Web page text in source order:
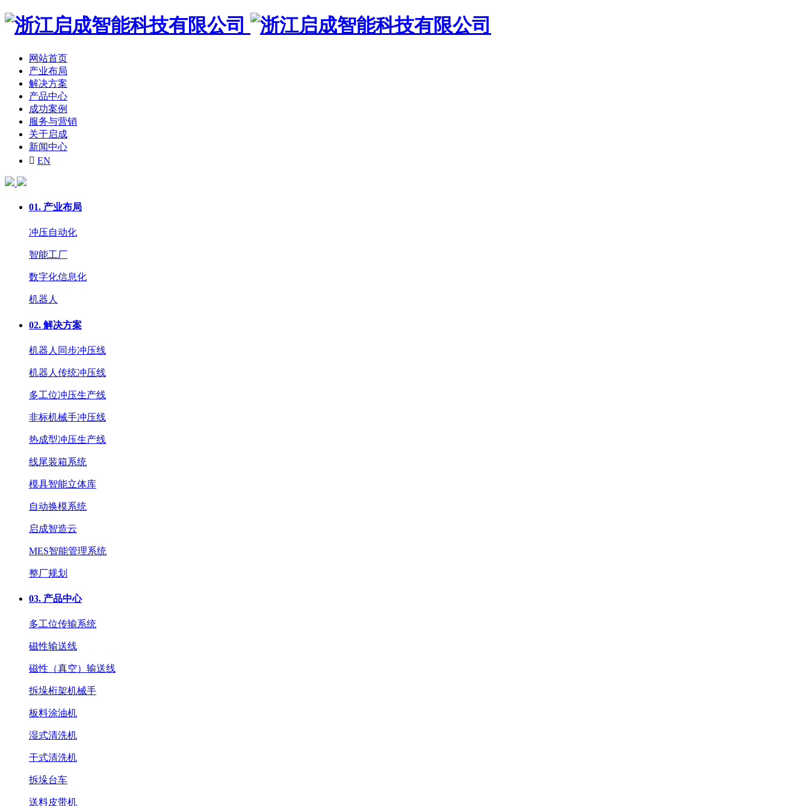
网站首页
产业布局
解决方案
产品中心
成功案例
服务与营销
关于启成
新闻中心
 EN
01. 产业布局
冲压自动化
智能工厂
数字化信息化
机器人
02. 解决方案
机器人同步冲压线
机器人传统冲压线
多工位冲压生产线
非标机械手冲压线
热成型冲压生产线
线尾装箱系统
模具智能立体库
自动换模系统
启成智造云
MES智能管理系统
整厂规划
03. 产品中心
多工位传输系统
磁性输送线
磁性（真空）输送线
拆垛桁架机械手
板料涂油机
湿式清洗机
干式清洗机
拆垛台车
送料皮带机